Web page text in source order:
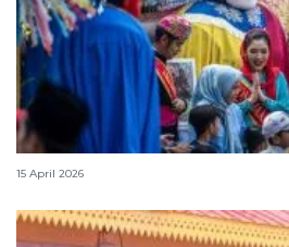
Lebaran Betawi, harmoni
15 April 2026